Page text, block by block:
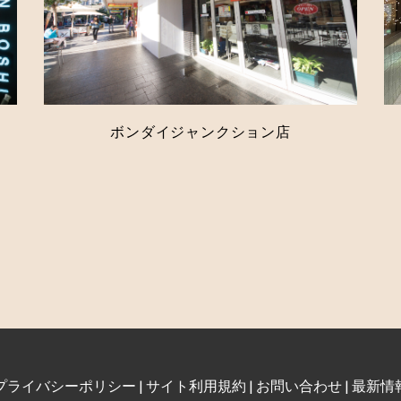
ボンダイジャンクション店
ライバシーポリシー | サイト利用規約 | お問い合わせ| 最新情